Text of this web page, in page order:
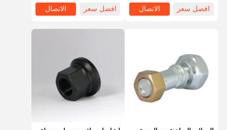
افضل سعر
الاتصال
افضل سعر
الاتصال